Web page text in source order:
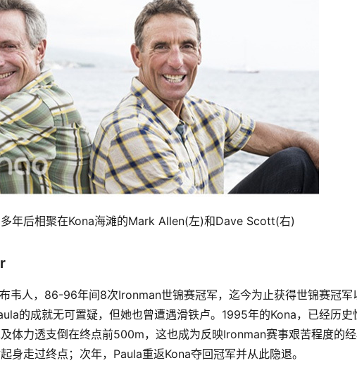
年后相聚在Kona海滩的Mark Allen(左)和Dave Scott(右)
韦人，86-96年间8次Ironman世锦赛冠军，迄今为止获得世锦赛冠军
的成就无可置疑，但她也曾遭遇滑铁卢。1995年的Kona，已经历史
体力透支倒在终点前500m，这也成为反映Ironman赛事艰苦程度的
身走过终点；次年，Paula重返Kona夺回冠军并从此隐退。